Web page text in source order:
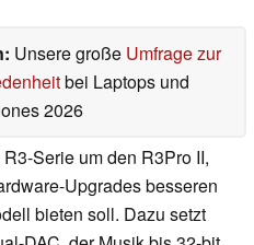
Unsere große Umfrage zur
bei Laptops und
2026
Serie um den R3Pro II,
Upgrades besseren
bieten soll. Dazu setzt